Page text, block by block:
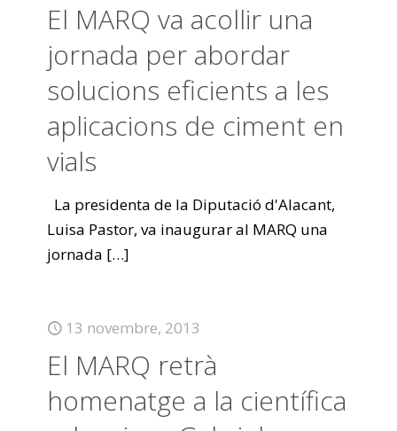
El MARQ va acollir una
jornada per abordar
solucions eficients a les
aplicacions de ciment en
vials
La presidenta de la Diputació d'Alacant,
Luisa Pastor, va inaugurar al MARQ una
jornada […]
13 novembre, 2013
El MARQ retrà
homenatge a la científica